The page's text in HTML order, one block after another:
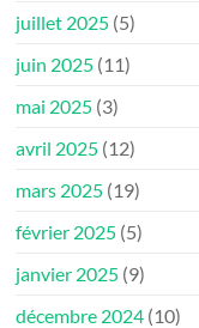
juillet 2025 (5)
juin 2025 (11)
mai 2025 (3)
avril 2025 (12)
mars 2025 (19)
février 2025 (5)
janvier 2025 (9)
décembre 2024 (10)